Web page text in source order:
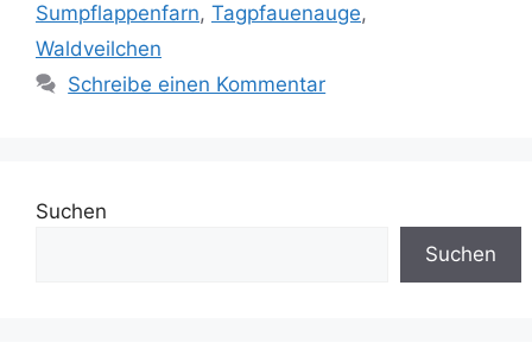
Sumpflappenfarn, Tagpfauenauge,
Waldveilchen
Schreibe einen Kommentar
Suchen
Suchen